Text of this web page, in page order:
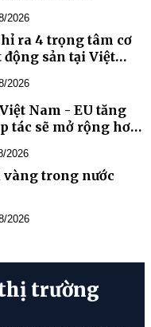
2026
ra 4 trọng tâm cơ
động sản tại Việt
2026
Nam - EU tăng
tác sẽ mở rộng hơn
2026
vàng trong nước
2026
trường